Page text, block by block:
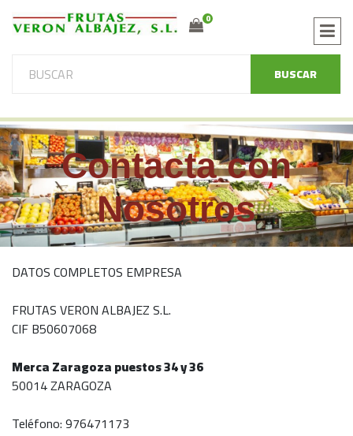
0
BUSCAR
Contacta con
Nosotros
DATOS COMPLETOS EMPRESA
FRUTAS VERON ALBAJEZ S.L.
CIF B50607068
Merca Zaragoza puestos 34 y 36
50014 ZARAGOZA
Teléfono: 976471173